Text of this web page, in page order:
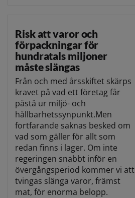
Risk att varor och
förpackningar för
hundratals miljoner
måste slängas
Från och med årsskiftet skärps
kravet på vad ett företag får
påstå ur miljö- och
hållbarhetssynpunkt.Men
fortfarande saknas besked om
vad som gäller för allt som
redan finns i lager. Om inte
regeringen snabbt inför en
övergångsperiod kommer vi att
tvingas slänga varor, främst
mat, för enorma belopp.